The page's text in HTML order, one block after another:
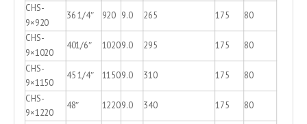
CHS-
9×920
36 1/4″ 920 9.0 265 175 80
CHS-
9×1020
401/6″ 10209.0 295 175 80
CHS-
9×1150
45 1/4″ 11509.0 310 175 80
CHS-
9×1220
48″ 12209.0 340 175 80